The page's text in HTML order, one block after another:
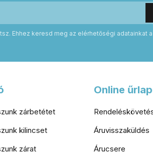
Ehhez keresd meg az elérhetőségi adatainkat
zárbetétet
kilincset
zárat
Online
Áruvisszaküldés
Árucsere